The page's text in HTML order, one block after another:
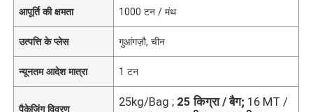
आपूर्ति की क्षमता 1000 टन / मंथ
उत्पत्ति के प्लेस गुआंगज़ौ, चीन
न्यूनतम आदेश मात्रा 1 टन
पैकेजिंग विवरण
25kg/Bag ; 25 किग्रा / बैग; 16 MT /